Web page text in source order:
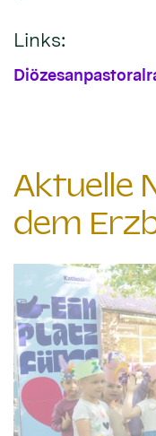
Links:
Aktuelle
dem